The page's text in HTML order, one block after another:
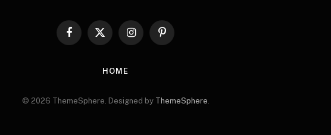
Facebook
X
InstagramPinterest
HOME
© 2026 ThemeSphere. Designed by ThemeSphere.